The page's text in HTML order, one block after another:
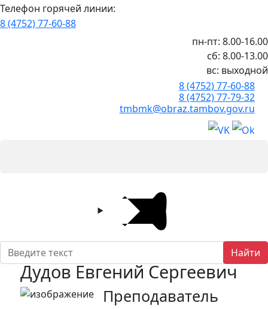
Телефон горячей линии:
8 (4752) 77-60-88
пн-пт: 8.00-16.00
сб: 8.00-13.00
вс: выходной
8 (4752) 77-60-88
8 (4752) 77-79-32
tmbmk@obraz.tambov.gov.ru
Найти
Дудов Евгений Сергеевич
Преподаватель